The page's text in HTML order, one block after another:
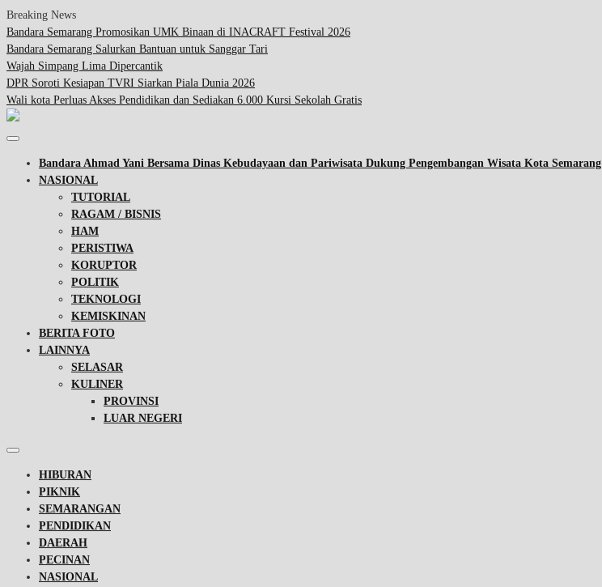
Breaking News
Bandara Semarang Promosikan UMK Binaan di INACRAFT Festival 2026
Bandara Semarang Salurkan Bantuan untuk Sanggar Tari
Wajah Simpang Lima Dipercantik
DPR Soroti Kesiapan TVRI Siarkan Piala Dunia 2026
Wali kota Perluas Akses Pendidikan dan Sediakan 6.000 Kursi Sekolah Gratis
Bandara Ahmad Yani Bersama Dinas Kebudayaan dan Pariwisata Dukung Pengembangan Wisata Kota Semarang
NASIONAL
TUTORIAL
RAGAM / BISNIS
HAM
PERISTIWA
KORUPTOR
POLITIK
TEKNOLOGI
KEMISKINAN
BERITA FOTO
LAINNYA
SELASAR
KULINER
PROVINSI
LUAR NEGERI
HIBURAN
PIKNIK
SEMARANGAN
PENDIDIKAN
DAERAH
PECINAN
NASIONAL